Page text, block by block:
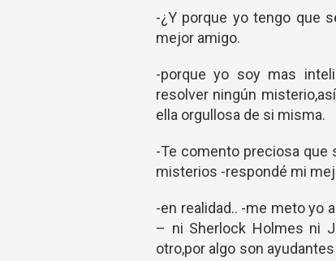
-¿Y porque yo tengo que
mejor amigo.
-porque yo soy mas
resolver ningún
ella orgullosa de si misma.
-Te comento preciosa que
misterios -respondé mi
-en realidad.. -me meto yo
– ni Sherlock Holmes ni
otro,por algo son